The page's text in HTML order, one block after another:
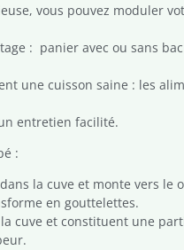
vous pouvez moduler
: panier avec ou sans
une cuisson saine : les
entretien facilité.
:
la cuve et monte vers
en gouttelettes.
cuve et constituent une